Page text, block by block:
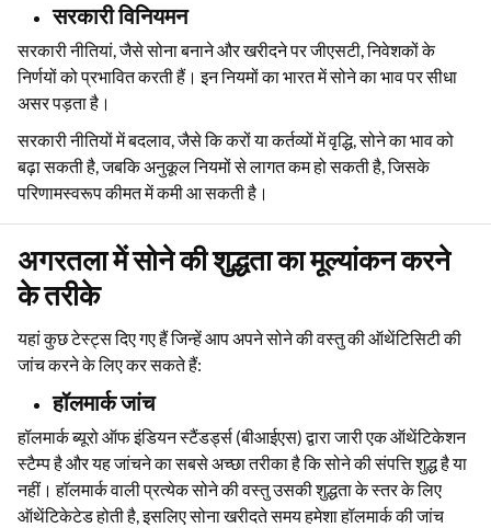
सरकारी विनियमन
सरकारी नीतियां, जैसे सोना बनाने और खरीदने पर जीएसटी, निवेशकों के
निर्णयों को प्रभावित करती हैं। इन नियमों का भारत में सोने का भाव पर सीधा
असर पड़ता है।
सरकारी नीतियों में बदलाव, जैसे कि करों या कर्तव्यों में वृद्धि, सोने का भाव को
बढ़ा सकती है, जबकि अनुकूल नियमों से लागत कम हो सकती है, जिसके
परिणामस्वरूप कीमत में कमी आ सकती है।
अगरतला में सोने की शुद्धता का मूल्यांकन करने
के तरीके
यहां कुछ टेस्ट्स दिए गए हैं जिन्हें आप अपने सोने की वस्तु की ऑथेंटिसिटी की
जांच करने के लिए कर सकते हैं:
हॉलमार्क जांच
हॉलमार्क ब्यूरो ऑफ इंडियन स्टैंडर्ड्स (बीआईएस) द्वारा जारी एक ऑथेंटिकेशन
स्टैम्प है और यह जांचने का सबसे अच्छा तरीका है कि सोने की संपत्ति शुद्ध है या
नहीं। हॉलमार्क वाली प्रत्येक सोने की वस्तु उसकी शुद्धता के स्तर के लिए
ऑथेंटिकेटेड होती है, इसलिए सोना खरीदते समय हमेशा हॉलमार्क की जांच